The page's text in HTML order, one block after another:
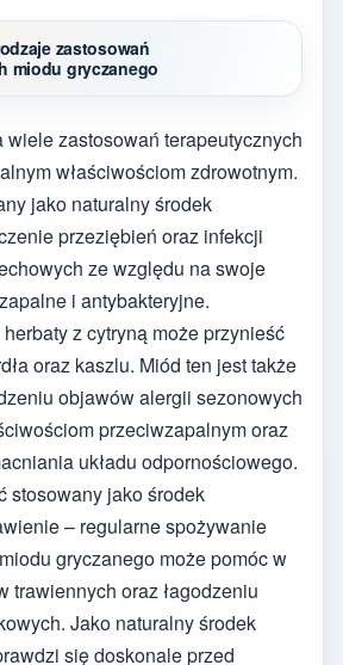
zastosowań
miodu gryczanego
wiele zastosowań terapeutycznych
właściwościom zdrowotnym.
jako naturalny środek
przeziębień oraz infekcji
ze względu na swoje
i antybakteryjne.
z cytryną może przynieść
oraz kaszlu. Miód ten jest także
objawów alergii sezonowych
przeciwzapalnym oraz
układu odpornościowego.
stosowany jako środek
– regularne spożywanie
gryczanego może pomóc w
trawiennych oraz łagodzeniu
Jako naturalny środek
się doskonale przed